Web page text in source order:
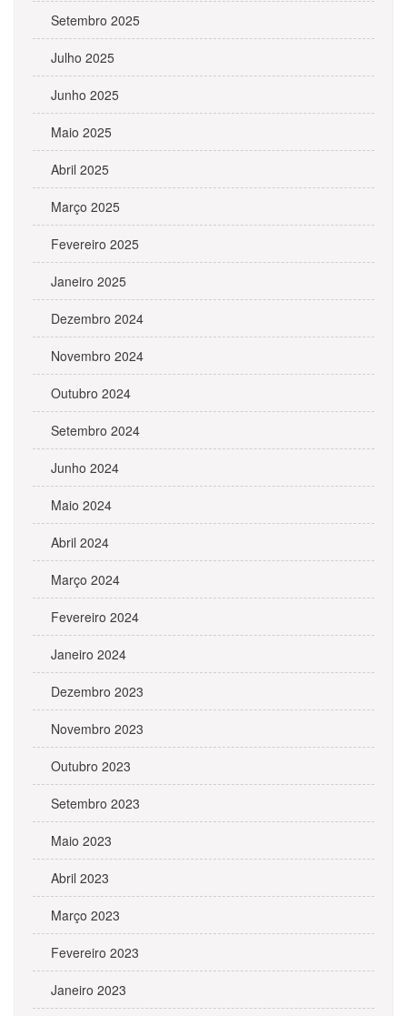
Setembro 2025
Julho 2025
Junho 2025
Maio 2025
Abril 2025
Março 2025
Fevereiro 2025
Janeiro 2025
Dezembro 2024
Novembro 2024
Outubro 2024
Setembro 2024
Junho 2024
Maio 2024
Abril 2024
Março 2024
Fevereiro 2024
Janeiro 2024
Dezembro 2023
Novembro 2023
Outubro 2023
Setembro 2023
Maio 2023
Abril 2023
Março 2023
Fevereiro 2023
Janeiro 2023